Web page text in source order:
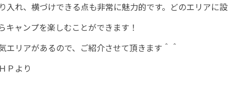
入れ、横づけできる点も非常に魅力的です。どのエリアに設
キャンプを楽しむことができます！
エリアがあるので、ご紹介させて頂きます＾＾
Ｐより